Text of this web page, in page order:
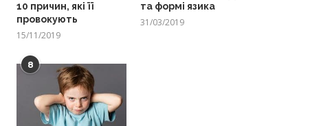
10 причин, які її
провокують
15/11/2019
та формі язика
31/03/2019
8